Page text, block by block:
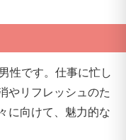
性です。仕事に忙し
やリフレッシュのた
に向けて、魅力的な